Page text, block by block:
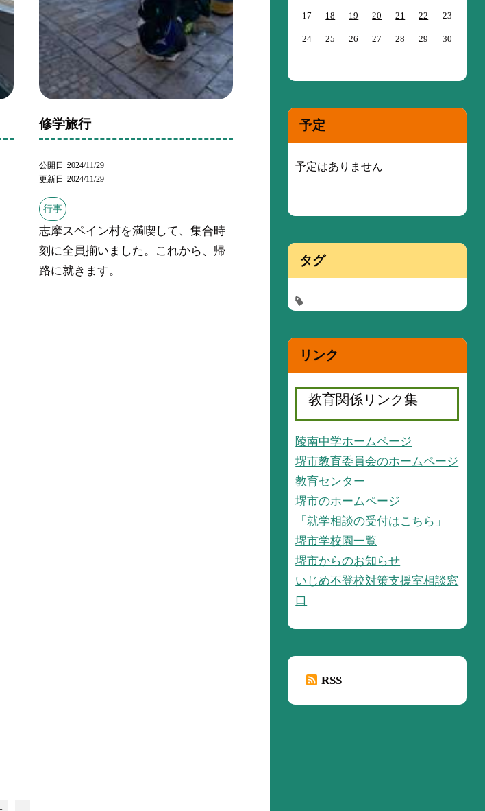
修学旅行
公開日 2024/11/29
更新日 2024/11/29
行事
志摩スペイン村を満喫して、集合時
刻に全員揃いました。これから、帰
路に就きます。
17 18 19 20 21 22 23
24 25 26 27 28 29 30
予定
予定はありません
タグ
リンク
教育関係リンク集
陵南中学ホームページ
堺市教育委員会のホームページ
教育センター
堺市のホームページ
「就学相談の受付はこちら」
堺市学校園一覧
堺市からのお知らせ
いじめ不登校対策支援室相談窓
口
RSS